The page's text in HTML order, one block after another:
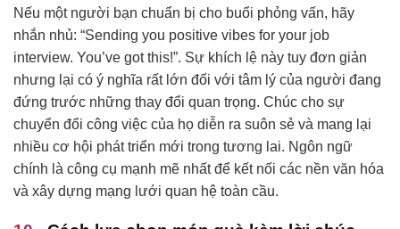
Nếu một người bạn chuẩn bị cho buổi phỏng vấn, hãy
nhắn nhủ: “Sending you positive vibes for your job
interview. You’ve got this!”. Sự khích lệ này tuy đơn giản
nhưng lại có ý nghĩa rất lớn đối với tâm lý của người đang
đứng trước những thay đổi quan trọng. Chúc cho sự
chuyển đổi công việc của họ diễn ra suôn sẻ và mang lại
nhiều cơ hội phát triển mới trong tương lai. Ngôn ngữ
chính là công cụ mạnh mẽ nhất để kết nối các nền văn hóa
và xây dựng mạng lưới quan hệ toàn cầu.